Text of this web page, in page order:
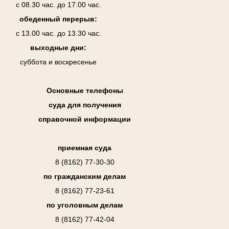
с 08.30 час. до 17.00 час.
обеденный перерыв:
с 13.00 час. до 13.30 час.
выходные дни:
суббота и воскресенье
Основные телефоны
суда для получения
справочной информации
приемная суда
8 (8162) 77-30-30
по гражданским делам
8 (8162) 77-23-61
по уголовным делам
8 (8162) 77-42-04